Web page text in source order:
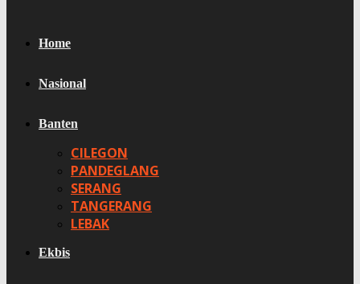
Home
Nasional
Banten
CILEGON
PANDEGLANG
SERANG
TANGERANG
LEBAK
Ekbis